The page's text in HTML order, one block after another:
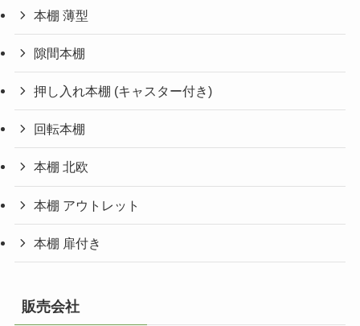
本棚 薄型
隙間本棚
押し入れ本棚 (キャスター付き)
回転本棚
本棚 北欧
本棚 アウトレット
本棚 扉付き
販売会社